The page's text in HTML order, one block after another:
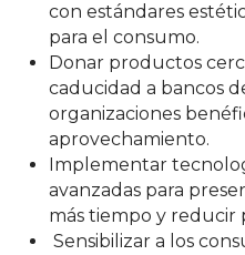
con estándares
para el consumo.
Donar productos
caducidad a bancos
organizaciones
aprovechamiento.
Implementar
avanzadas para
más tiempo y reducir
Sensibilizar a los